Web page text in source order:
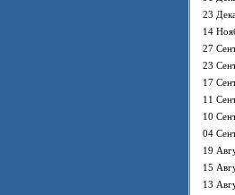
23
14
27
23
17
11
10
04
19
15
13